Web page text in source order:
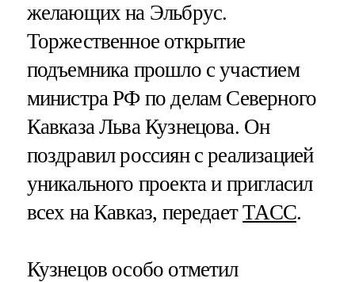
желающих на Эльбрус.
Торжественное открытие
подъемника прошло с участием
министра РФ по делам Северного
Кавказа Льва Кузнецова. Он
поздравил россиян с реализацией
уникального проекта и пригласил
всех на Кавказ, передаетТАСС.
Кузнецов особо отметил